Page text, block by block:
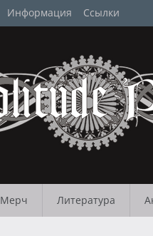
Информация Ссылки
Мерч Литература